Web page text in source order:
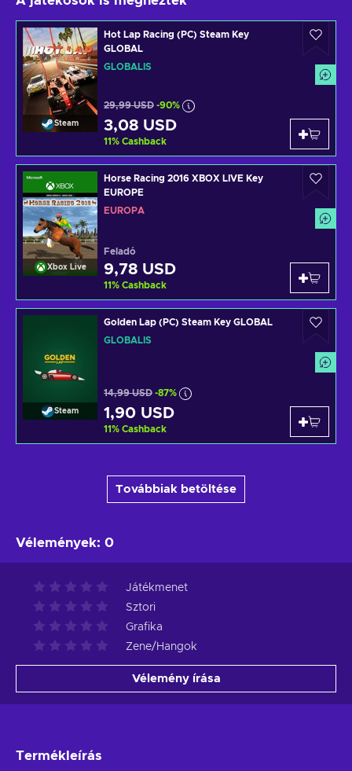
Steam
Hot Lap Racing (PC) Steam Key
GLOBAL
GLOBÁLIS
29,99 USD -90%
3,08 USD
11% Cashback
Xbox Live
Horse Racing 2016 XBOX LIVE Key
EUROPE
EURÓPA
Feladó
9,78 USD
11% Cashback
Steam
Golden Lap (PC) Steam Key GLOBAL
GLOBÁLIS
14,99 USD -87%
1,90 USD
11% Cashback
Továbbiak betöltése
Vélemények: 0
Játékmenet
Sztori
Grafika
Zene/Hangok
Vélemény írása
Termékleírás